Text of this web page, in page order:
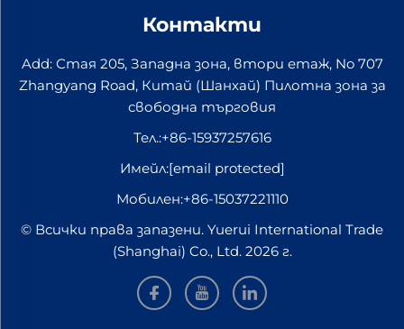
Контакти
Add: Стая 205, Западна зона, втори етаж, No 707
Zhangyang Road, Китай (Шанхай) Пилотна зона за
свободна търговия
Тел.:+86-15937257616
Имейл:[email protected]
Мобилен:+86-15037221110
© Всички права запазени. Yuerui International Trade
(Shanghai) Co., Ltd. 2026 г.